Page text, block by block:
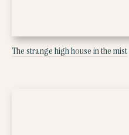
The strange high house in the mist